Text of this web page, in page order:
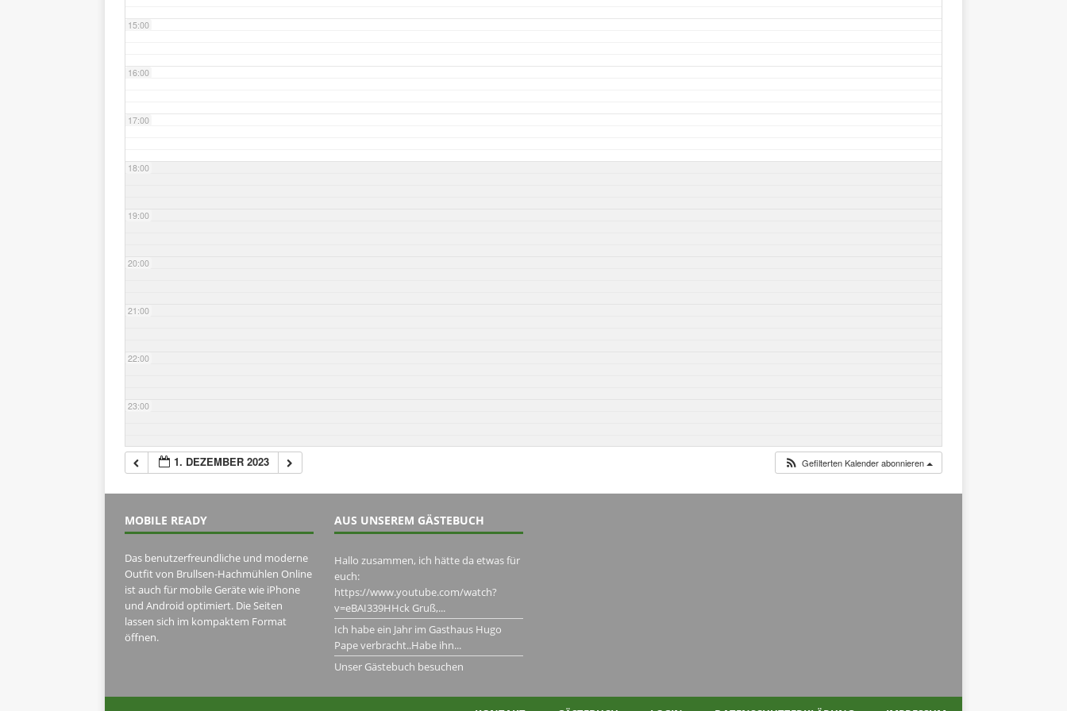
15:00
16:00
17:00
18:00
19:00
20:00
21:00
22:00
23:00
1. DEZEMBER 2023 Gefilterten Kalender abonnieren
MOBILE READY
Das benutzerfreundliche und moderne
Outfit von Brullsen-Hachmühlen Online
ist auch für mobile Geräte wie iPhone
und Android optimiert. Die Seiten
lassen sich im kompaktem Format
öffnen.
AUS UNSEREM GÄSTEBUCH
Hallo zusammen, ich hätte da etwas für
euch:
https://www.youtube.com/watch?
v=eBAI339HHck Gruß,...
Ich habe ein Jahr im Gasthaus Hugo
Pape verbracht..Habe ihn...
Unser Gästebuch besuchen